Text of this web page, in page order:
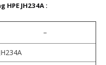
JH234A :
–